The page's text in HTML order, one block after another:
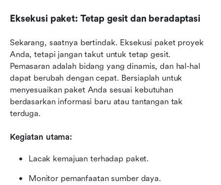
Eksekusi paket: Tetap gesit dan beradaptasi
Sekarang, saatnya bertindak. Eksekusi paket proyek
Anda, tetapi jangan takut untuk tetap gesit.
Pemasaran adalah bidang yang dinamis, dan hal-hal
dapat berubah dengan cepat. Bersiaplah untuk
menyesuaikan paket Anda sesuai kebutuhan
berdasarkan informasi baru atau tantangan tak
terduga.
Kegiatan utama:
Lacak kemajuan terhadap paket.
Monitor pemanfaatan sumber daya.